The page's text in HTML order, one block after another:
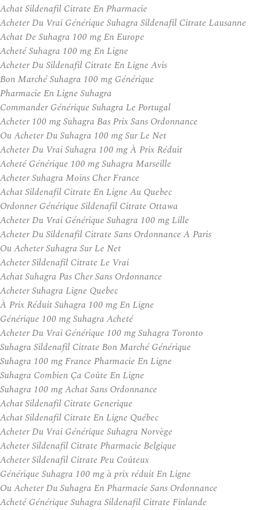
Achat Sildenafil Citrate En Pharmacie
Acheter Du Vrai Générique Suhagra Sildenafil Citrate Lausanne
Achat De Suhagra 100 mg En Europe
Acheté Suhagra 100 mg En Ligne
Acheter Du Sildenafil Citrate En Ligne Avis
Bon Marché Suhagra 100 mg Générique
Pharmacie En Ligne Suhagra
Commander Générique Suhagra Le Portugal
Acheter 100 mg Suhagra Bas Prix Sans Ordonnance
Ou Acheter Du Suhagra 100 mg Sur Le Net
Acheter Du Vrai Suhagra 100 mg À Prix Réduit
Acheté Générique 100 mg Suhagra Marseille
Acheter Suhagra Moins Cher France
Achat Sildenafil Citrate En Ligne Au Quebec
Ordonner Générique Sildenafil Citrate Ottawa
Acheter Du Vrai Générique Suhagra 100 mg Lille
Acheter Du Sildenafil Citrate Sans Ordonnance A Paris
Ou Acheter Suhagra Sur Le Net
Acheter Sildenafil Citrate Le Vrai
Achat Suhagra Pas Cher Sans Ordonnance
Acheter Suhagra Ligne Quebec
À Prix Réduit Suhagra 100 mg En Ligne
Générique 100 mg Suhagra Acheté
Acheter Du Vrai Générique 100 mg Suhagra Toronto
Suhagra Sildenafil Citrate Bon Marché Générique
Suhagra 100 mg France Pharmacie En Ligne
Suhagra Combien Ça Coûte En Ligne
Suhagra 100 mg Achat Sans Ordonnance
Achat Sildenafil Citrate Generique
Achat Sildenafil Citrate En Ligne Québec
Acheter Du Vrai Générique Suhagra Norvège
Acheter Sildenafil Citrate Pharmacie Belgique
Acheter Sildenafil Citrate Peu Coûteux
Générique Suhagra 100 mg à prix réduit En Ligne
Ou Acheter Du Suhagra En Pharmacie Sans Ordonnance
Acheté Générique Suhagra Sildenafil Citrate Finlande